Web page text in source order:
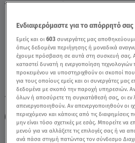
Τραμπ: Αναδίπλωση Για Το
Ιράν - Video
TAGS: ΝΤΟΝΑΛΝΤ ΤΡΑΜΠ ΙΡΑΝ
ΠΥΡΗΝΙΚΟ ΟΠΛΟΣΤΑΣΙΟ
Ενδιαφερόμαστε για το απόρρητό σας
Εμείς και οι603 συνεργάτες μας
όπως δεδομένα περιήγησης ή μοναδικά
έχουμε πρόσβαση σε αυτά στη συσκευή σας.
καταστεί δυνατή η ενεργοποίηση
προκειμένου να υποστηριχθούν οι σκοποί
για τους οποίους εμείς και οι συνεργάτες μας
δεδομένα με σκοπό την παροχή υπηρεσιών.
όλων ή αποσύρετε τη συγκατάθεσή σας, οι εν
απενεργοποιηθούν. Αν απενεργοποιηθούν οι
περιεχόμενο και κάποιες από τις διαφημίσεις
μην είναι τόσο σχετικές με εσάς. Μπορείτε να
μενού για να αλλάξετε τις επιλογές σας ή να
ανά πάσα στιγμή πατώντας τον σύνδεσμο